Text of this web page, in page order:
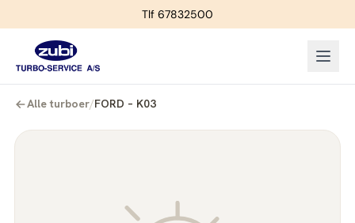
Tlf 67832500
Alle turboer/FORD – K03